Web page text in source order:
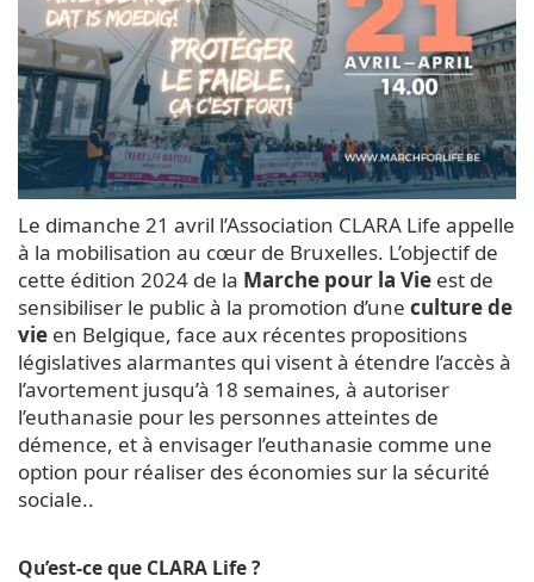
Le dimanche 21 avril l’Association CLARA Life appelle
à la mobilisation au cœur de Bruxelles. L’objectif de
cette édition 2024 de la Marche pour la Vie est de
sensibiliser le public à la promotion d’une culture de
vie en Belgique, face aux récentes propositions
législatives alarmantes qui visent à étendre l’accès à
l’avortement jusqu’à 18 semaines, à autoriser
l’euthanasie pour les personnes atteintes de
démence, et à envisager l’euthanasie comme une
option pour réaliser des économies sur la sécurité
sociale..
Qu’est-ce que CLARA Life ?